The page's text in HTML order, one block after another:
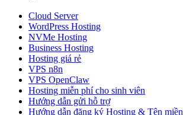
Cloud Server
WordPress Hosting
NVMe Hosting
Business Hosting
Hosting giá rẻ
VPS n8n
VPS OpenClaw
Hosting miễn phí cho sinh viên
Hướng dẫn gửi hỗ trợ
Hướng dẫn đăng ký Hosting & Tên miền